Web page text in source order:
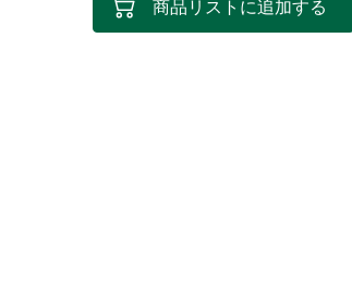
商品リストに追加する